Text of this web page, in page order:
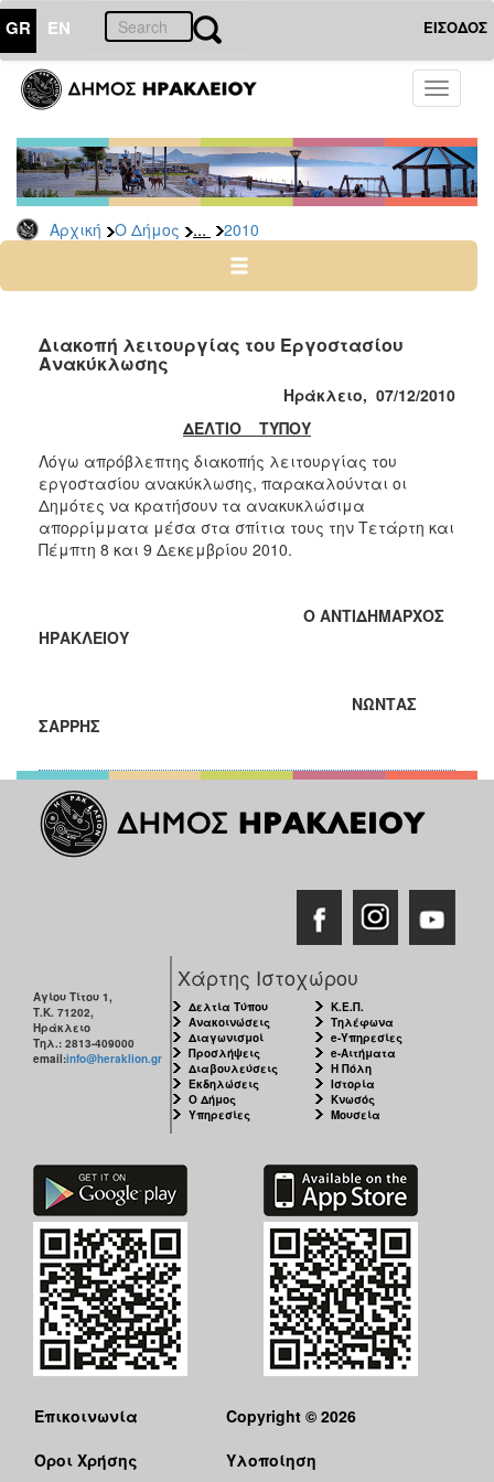
GR EN ΕΙΣΟΔΟΣ
Toggle
Αρχική Ο Δήμος ... 2010
ΔΗΜΟΣ
Δελτία
Τύπου
Αρχείο
2026
2024
2022
2019
2018
2017
2016
2013
2010
ΑΝΘΕΚΤΙΚΗ
ΠΟΛΗ
Διακοπή λειτουργίας του Εργοστασίου
Ανακύκλωσης
Ηράκλειο, 07/12/2010
ΔΕΛΤΙΟ ΤΥΠΟΥ
Λόγω απρόβλεπτης διακοπής λειτουργίας του
εργοστασίου ανακύκλωσης, παρακαλούνται οι
Δημότες να κρατήσουν τα ανακυκλώσιμα
απορρίμματα μέσα στα σπίτια τους την Τετάρτη και
Πέμπτη 8 και 9 Δεκεμβρίου 2010.
Ο ΑΝΤΙΔΗΜΑΡΧΟΣ
ΗΡΑΚΛΕΙΟΥ
ΝΩΝΤΑΣ
ΣΑΡΡΗΣ
Αγίου Τίτου 1,
Τ.Κ. 71202,
Ηράκλειο
Τηλ.: 2813-409000
email:info@heraklion.gr
Χάρτης Ιστοχώρου
Δελτία Τύπου
Ανακοινώσεις
Διαγωνισμοί
Προσλήψεις
Διαβουλεύσεις
Εκδηλώσεις
Ο Δήμος
Υπηρεσίες
Κ.Ε.Π.
Τηλέφωνα
e-Υπηρεσίες
e-Αιτήματα
Η Πόλη
Ιστορία
Κνωσός
Μουσεία
Επικοινωνία
Όροι Χρήσης
Copyright © 2026
Υλοποίηση